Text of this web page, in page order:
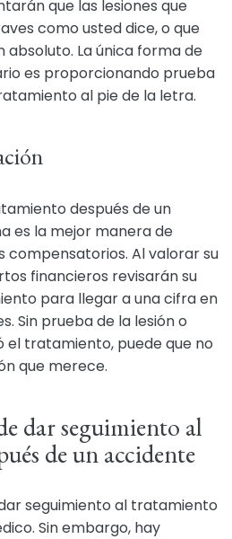
que las lesiones que
como usted dice, o que
absoluto. La única forma de
es proporcionando prueba
al pie de la letra.
después de un
es la mejor manera de
compensatorios. Al valorar su
financieros revisarán su
para llegar a una cifra en
Sin prueba de la lesión o
el tratamiento, puede que no
que merece.
dar seguimiento al
de un accidente
seguimiento al tratamiento
Sin embargo, hay